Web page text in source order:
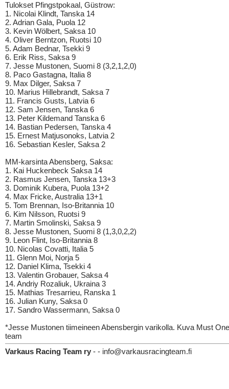
Tulokset Pfingstpokaal, Güstrow:
1. Nicolai Klindt, Tanska 14
2. Adrian Gala, Puola 12
3. Kevin Wölbert, Saksa 10
4. Oliver Berntzon, Ruotsi 10
5. Adam Bednar, Tsekki 9
6. Erik Riss, Saksa 9
7. Jesse Mustonen, Suomi 8 (3,2,1,2,0)
8. Paco Gastagna, Italia 8
9. Max Dilger, Saksa 7
10. Marius Hillebrandt, Saksa 7
11. Francis Gusts, Latvia 6
12. Sam Jensen, Tanska 6
13. Peter Kildemand Tanska 6
14. Bastian Pedersen, Tanska 4
15. Ernest Matjusonoks, Latvia 2
16. Sebastian Kesler, Saksa 2
MM-karsinta Abensberg, Saksa:
1. Kai Huckenbeck Saksa 14
2. Rasmus Jensen, Tanska 13+3
3. Dominik Kubera, Puola 13+2
4. Max Fricke, Australia 13+1
5. Tom Brennan, Iso-Britannia 10
6. Kim Nilsson, Ruotsi 9
7. Martin Smolinski, Saksa 9
8. Jesse Mustonen, Suomi 8 (1,3,0,2,2)
9. Leon Flint, Iso-Britannia 8
10. Nicolas Covatti, Italia 5
11. Glenn Moi, Norja 5
12. Daniel Klima, Tsekki 4
13. Valentin Grobauer, Saksa 4
14. Andriy Rozaliuk, Ukraina 3
15. Mathias Tresarrieu, Ranska 1
16. Julian Kuny, Saksa 0
17. Sandro Wassermann, Saksa 0
*Jesse Mustonen tiimeineen Abensbergin varikolla. Kuva Must
team
Varkaus Racing Team ry - - info@varkausracingteam.fi